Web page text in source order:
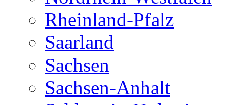
Rheinland-Pfalz
Saarland
Sachsen
Sachsen-Anhalt